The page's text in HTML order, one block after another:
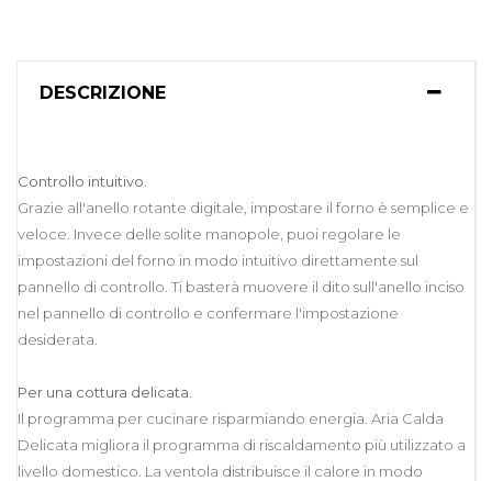
DESCRIZIONE
Controllo intuitivo.
Grazie all'anello rotante digitale, impostare il forno è semplice e
veloce. Invece delle solite manopole, puoi regolare le
impostazioni del forno in modo intuitivo direttamente sul
pannello di controllo. Ti basterà muovere il dito sull'anello inciso
nel pannello di controllo e confermare l'impostazione
desiderata.
Per una cottura delicata.
Il programma per cucinare risparmiando energia. Aria Calda
Delicata migliora il programma di riscaldamento più utilizzato a
livello domestico. La ventola distribuisce il calore in modo